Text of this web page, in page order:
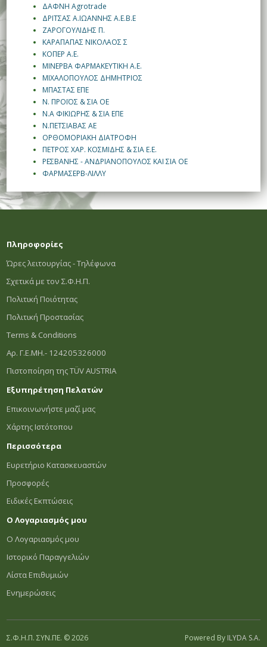
ΔΑΦΝΗ Agrotrade
ΔΡΙΤΣΑΣ Α.ΙΩΑΝΝΗΣ Α.Ε.Β.Ε
ΖΑΡΟΓΟΥΛΙΔΗΣ Π.
ΚΑΡΑΠΑΠΑΣ ΝΙΚΟΛΑΟΣ Σ
ΚΟΠΕΡ Α.Ε.
ΜΙΝΕΡΒΑ ΦΑΡΜΑΚΕΥΤΙΚΗ Α.Ε.
ΜΙΧΑΛΟΠΟΥΛΟΣ ΔΗΜΗΤΡΙΟΣ
ΜΠΑΣΤΑΣ ΕΠΕ
Ν. ΠΡΟΪΟΣ & ΣΙΑ ΟΕ
Ν.Α ΦΙΚΙΩΡΗΣ & ΣΙΑ ΕΠΕ
Ν.ΠΕΤΣΙΑΒΑΣ ΑΕ
ΟΡΘΟΜΟΡΙΑΚΗ ΔΙΑΤΡΟΦΗ
ΠΕΤΡΟΣ ΧΑΡ. ΚΟΣΜΙΔΗΣ & ΣΙΑ Ε.Ε.
ΡΕΣΒΑΝΗΣ - ΑΝΔΡΙΑΝΟΠΟΥΛΟΣ ΚΑΙ ΣΙΑ ΟΕ
ΦΑΡΜΑΣΕΡΒ-ΛΙΛΛΥ
Πληροφορίες
Ώρες λειτουργίας - Τηλέφωνα
Σχετικά με τον Σ.Φ.Η.Π.
Πολιτική Ποιότητας
Πολιτική Προστασίας
Terms & Conditions
Αρ. Γ.Ε.ΜΗ.- 124205326000
Πιστοποίηση της TÜV AUSTRIA
Εξυπηρέτηση Πελατών
Επικοινωνήστε μαζί μας
Χάρτης Ιστότοπου
Περισσότερα
Ευρετήριο Κατασκευαστών
Προσφορές
Ειδικές Εκπτώσεις
Ο Λογαριασμός μου
Ο Λογαριασμός μου
Ιστορικό Παραγγελιών
Λίστα Επιθυμιών
Ενημερώσεις
Powered By ILYDA S.A.
Σ.Φ.Η.Π. ΣΥΝ.ΠΕ. © 2026